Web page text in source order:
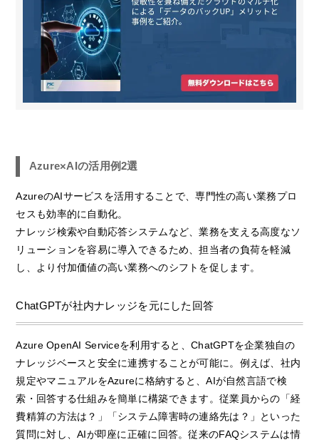
Azure×AIの活用例2選
AzureのAIサービスを活用することで、専門性の高い業務プロ
セスも効率的に自動化。
ナレッジ検索や自動応答システムなど、業務を支える高度なソ
リューションを容易に導入できるため、担当者の負荷を軽減
し、より付加価値の高い業務へのシフトを促します。
ChatGPTが社内ナレッジを元にした回答
Azure OpenAI Serviceを利用すると、ChatGPTを企業独自の
ナレッジベースと安全に連携することが可能に。例えば、社内
規定やマニュアルをAzureに格納すると、AIが自然言語で検
索・回答する仕組みを簡単に構築できます。従業員からの「経
費精算の方法は？」「システム障害時の連絡先は？」といった
質問に対し、AIが即座に正確に回答。従来のFAQシステムは情